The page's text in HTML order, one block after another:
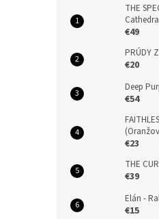
THE
€49
PRÚDY
€20
Deep
€54
€23
THE
€39
Elán -
€15